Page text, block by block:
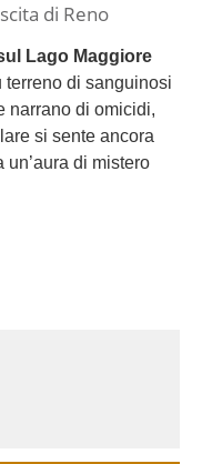
di Reno
Lago Maggiore
terreno di sanguinosi
narrano di omicidi,
si sente ancora
di mistero